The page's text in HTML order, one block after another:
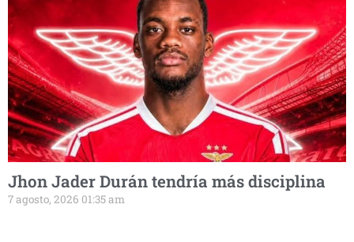
Jhon Jader Durán tendría más disciplina
7 agosto, 2026 01:35 am